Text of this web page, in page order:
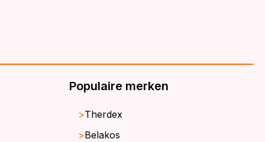
Populaire merken
Therdex
Belakos